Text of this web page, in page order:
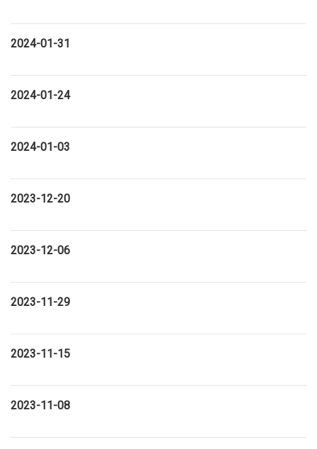
2024-01-31
2024-01-24
2024-01-03
2023-12-20
2023-12-06
2023-11-29
2023-11-15
2023-11-08